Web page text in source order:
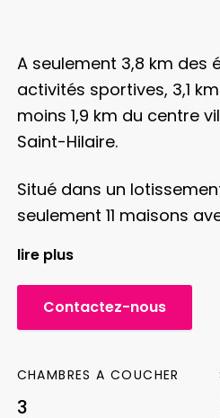
A seulement 3,8 km des
activités sportives, 3,1
moins 1,9 km du centre
Saint-Hilaire.
Situé dans un
seulement 11 maisons
Vous trouverez cette
construire comprenant
38,03 m² avec un
vos envies. Côté nuit, 3
lire plus
Contactez-nous
CHAMBRES A COUCHER
3